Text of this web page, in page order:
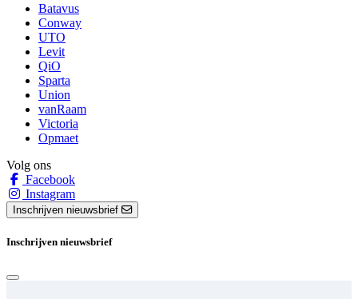
Batavus
Conway
UTO
Levit
QiO
Sparta
Union
vanRaam
Victoria
Opmaet
Volg ons
Facebook
Instagram
Inschrijven nieuwsbrief
Inschrijven nieuwsbrief